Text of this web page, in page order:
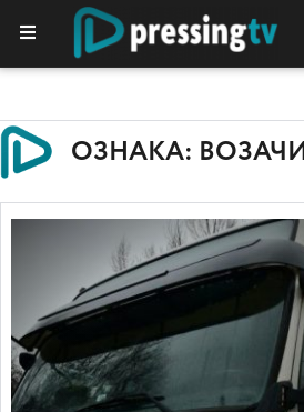
ОЗНАКА: ВОЗАЧИ